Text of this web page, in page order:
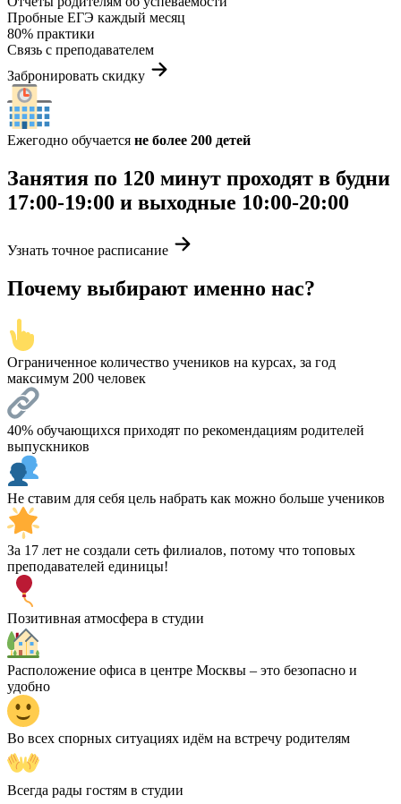
Пробные ЕГЭ каждый месяц
80% практики
Связь с преподавателем
Забронировать скидку
Ежегодно обучается не более 200 детей
Занятия по 120 минут проходят в будни
17:00-19:00 и выходные 10:00-20:00
Узнать точное расписание
Почему выбирают именно нас?
Ограниченное количество учеников на курсах, за год
максимум 200 человек
40% обучающихся приходят по рекомендациям родителей
выпускников
Не ставим для себя цель набрать как можно больше учеников
За 17 лет не создали сеть филиалов, потому что топовых
преподавателей единицы!
Позитивная атмосфера в студии
Расположение офиса в центре Москвы – это безопасно и
удобно
Во всех спорных ситуациях идём на встречу родителям
Всегда рады гостям в студии